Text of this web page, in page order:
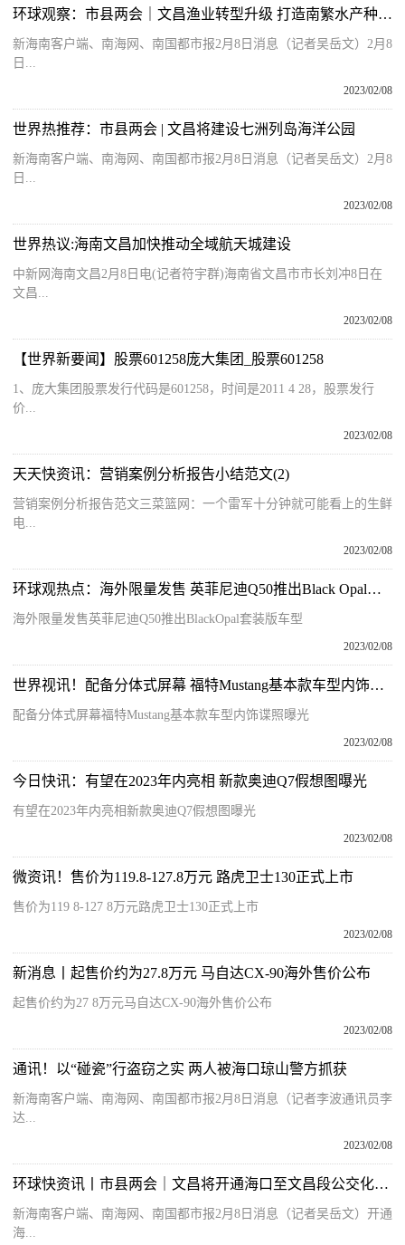
环球观察：市县两会｜文昌渔业转型升级 打造南繁水产种业硅谷
新海南客户端、南海网、南国都市报2月8日消息（记者吴岳文）2月8
日...
2023/02/08
世界热推荐：市县两会 | 文昌将建设七洲列岛海洋公园
新海南客户端、南海网、南国都市报2月8日消息（记者吴岳文）2月8
日...
2023/02/08
世界热议:海南文昌加快推动全域航天城建设
中新网海南文昌2月8日电(记者符宇群)海南省文昌市市长刘冲8日在
文昌...
2023/02/08
【世界新要闻】股票601258庞大集团_股票601258
1、庞大集团股票发行代码是601258，时间是2011 4 28，股票发行
价...
2023/02/08
天天快资讯：营销案例分析报告小结范文(2)
营销案例分析报告范文三菜篮网：一个雷军十分钟就可能看上的生鲜
电...
2023/02/08
环球观热点：海外限量发售 英菲尼迪Q50推出Black Opal套装版车型
海外限量发售英菲尼迪Q50推出BlackOpal套装版车型
2023/02/08
世界视讯！配备分体式屏幕 福特Mustang基本款车型内饰谍照曝光
配备分体式屏幕福特Mustang基本款车型内饰谍照曝光
2023/02/08
今日快讯：有望在2023年内亮相 新款奥迪Q7假想图曝光
有望在2023年内亮相新款奥迪Q7假想图曝光
2023/02/08
微资讯！售价为119.8-127.8万元 路虎卫士130正式上市
售价为119 8-127 8万元路虎卫士130正式上市
2023/02/08
新消息丨起售价约为27.8万元 马自达CX-90海外售价公布
起售价约为27 8万元马自达CX-90海外售价公布
2023/02/08
通讯！以“碰瓷”行盗窃之实 两人被海口琼山警方抓获
新海南客户端、南海网、南国都市报2月8日消息（记者李波通讯员李
达...
2023/02/08
环球快资讯丨市县两会｜文昌将开通海口至文昌段公交化列车
新海南客户端、南海网、南国都市报2月8日消息（记者吴岳文）开通
海...